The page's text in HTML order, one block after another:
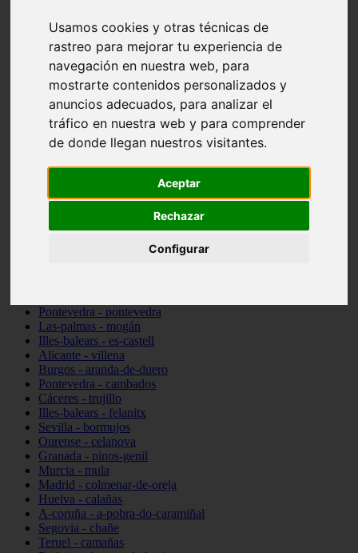
Usamos cookies y otras técnicas de
rastreo para mejorar tu experiencia de
navegación en nuestra web, para
mostrarte contenidos personalizados y
anuncios adecuados, para analizar el
tráfico en nuestra web y para comprender
de donde llegan nuestros visitantes.
Aceptar
Rechazar
Configurar
Málaga - marbella
Asturias - gijón
Girona - figueres
Alicante - santa-pola
Almería - roquetas-de-mar
Girona - tossa-de-mar
Barcelona - sant-cugat-del-vallès
Alicante - l39alfàs-del-pi
Barcelona - vilanova-i-la-geltrú
Castellón - peñíscola
Illes-balears - sant-josep-de-sa-talaia
Pontevedra - pontevedra
Las-palmas - mogán
Illes-balears - es-castell
Alicante - villena
Burgos - aranda-de-duero
Pontevedra - cambados
Cáceres - trujillo
Illes-balears - felanitx
Sevilla - bormujos
Ourense - celanova
Granada - pinos-genil
Murcia - mula
Madrid - colmenar-de-oreja
Huelva - calañas
A-coruña - a-pobra-do-caramiñal
Segovia - chañe
Teruel - camañas